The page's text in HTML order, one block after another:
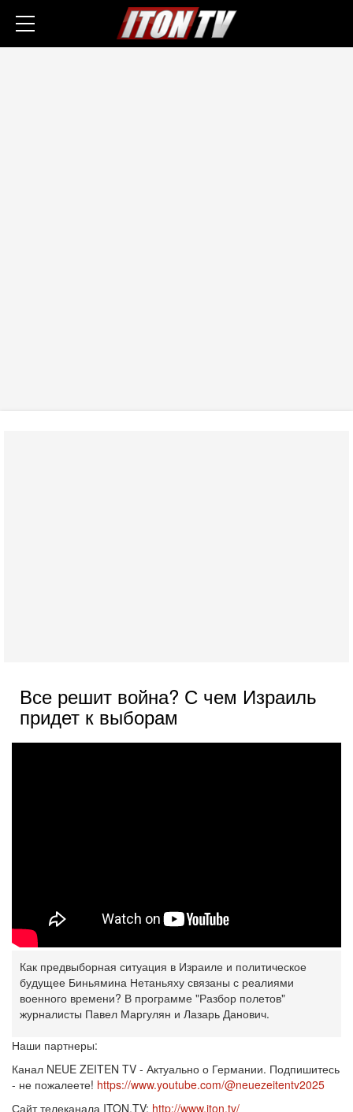
Все решит война? С чем Израиль
придет к выборам
Как предвыборная ситуация в Израиле и политическое
будущее Биньямина Нетаньяху связаны с реалиями
военного времени? В программе "Разбор полетов"
журналисты Павел Маргулян и Лазарь Данович.
Наши партнеры:
Канал NEUE ZEITEN TV - Актуально о Германии. Подпишитесь
- не пожалеете! https://www.youtube.com/@neuezeitentv2025
Сайт телеканала ITON.TV: http://www.iton.tv/